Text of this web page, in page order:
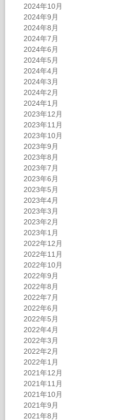
2024年10月
2024年9月
2024年8月
2024年7月
2024年6月
2024年5月
2024年4月
2024年3月
2024年2月
2024年1月
2023年12月
2023年11月
2023年10月
2023年9月
2023年8月
2023年7月
2023年6月
2023年5月
2023年4月
2023年3月
2023年2月
2023年1月
2022年12月
2022年11月
2022年10月
2022年9月
2022年8月
2022年7月
2022年6月
2022年5月
2022年4月
2022年3月
2022年2月
2022年1月
2021年12月
2021年11月
2021年10月
2021年9月
2021年8月